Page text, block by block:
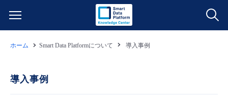
データ利活用
よくある質問
ホーム Smart Data Platformについて 導入事例
導入事例